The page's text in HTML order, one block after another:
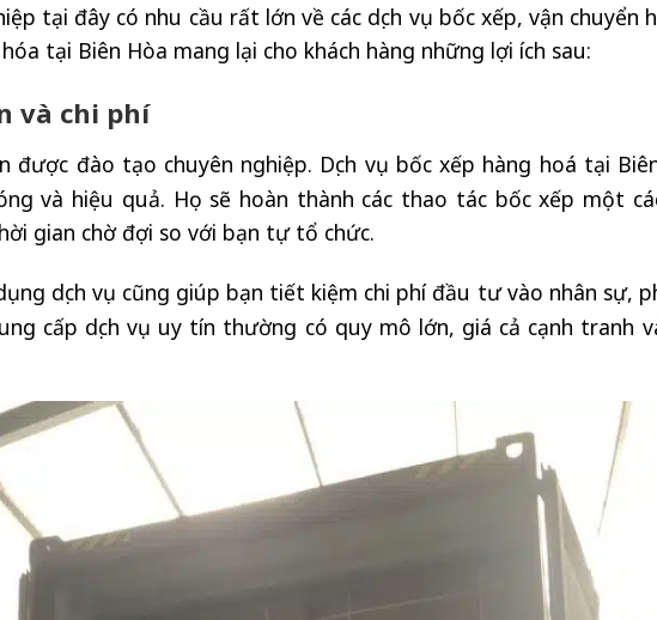
tại đây có nhu cầu rất lớn về các dịch vụ bốc xếp, vận chuyển
tại Biên Hòa mang lại cho khách hàng những lợi ích sau:
và chi phí
được đào tạo chuyên nghiệp. Dịch vụ bốc xếp hàng hoá tại
và hiệu quả. Họ sẽ hoàn thành các thao tác bốc xếp một
gian chờ đợi so với bạn tự tổ chức.
dịch vụ cũng giúp bạn tiết kiệm chi phí đầu tư vào nhân sự,
cấp dịch vụ uy tín thường có quy mô lớn, giá cả cạnh tranh